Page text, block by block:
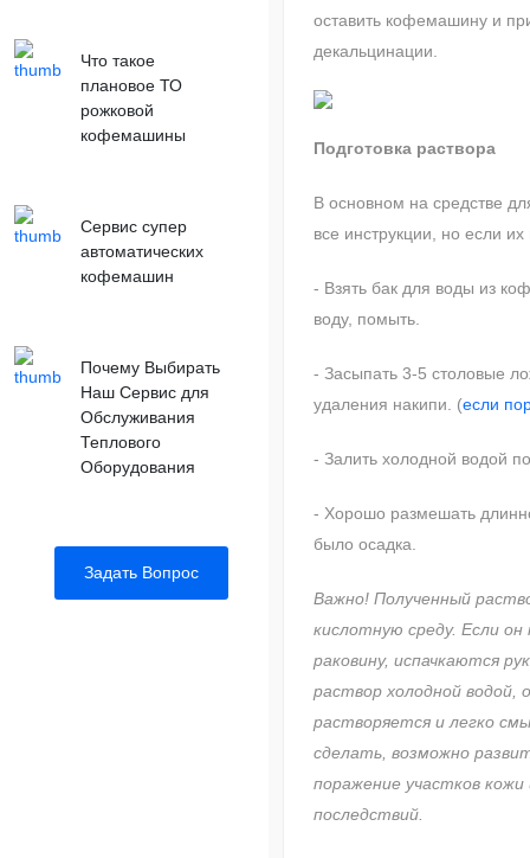
Что такое
плановое ТО
рожковой
кофемашины
Сервис супер
автоматических
кофемашин
Почему Выбирать
Наш Сервис для
Обслуживания
Теплового
Оборудования
Задать Вопрос
оставить кофемашину и
декальцинации.
Подготовка раствора
В основном на средстве
все инструкции, но если их
- Взять бак для воды из
воду, помыть.
- Засыпать 3-5 столовые
удаления накипи. (если
- Залить холодной водой
- Хорошо размешать
было осадка.
Важно! Полученный
кислотную среду. Если
раковину, испачкаются
раствор холодной водой,
растворяется и легко
сделать, возможно
поражение участков кожи
последствий.